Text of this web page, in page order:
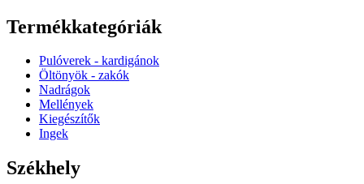
Termékkategóriák
Pulóverek - kardigánok
Öltönyök - zakók
Nadrágok
Mellények
Kiegészítők
Ingek
Székhely